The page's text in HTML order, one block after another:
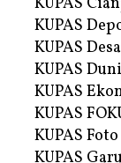
KUPAS
KUPAS Desa
KUPAS
KUPAS
KUPAS
KUPAS Foto
KUPAS